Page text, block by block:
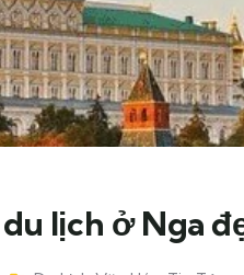
lịch ở Nga